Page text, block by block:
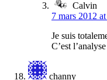
Calvin
7 mars 2012
Je suis
C’est
channy